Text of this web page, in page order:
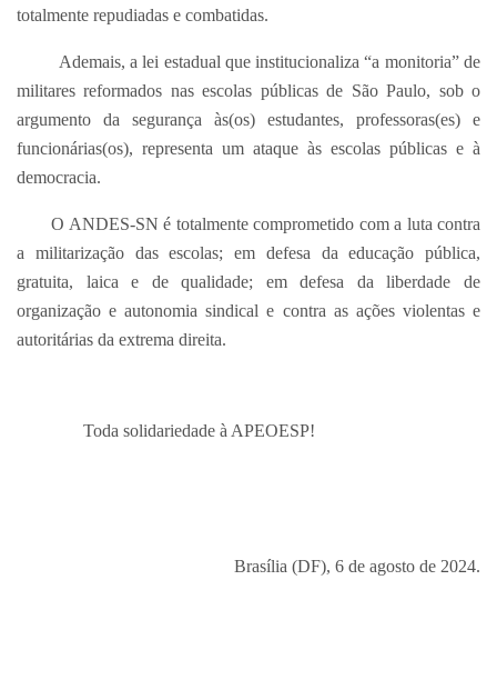
totalmente repudiadas e combatidas.
Ademais, a lei estadual que institucionaliza “a monitoria” de
militares reformados nas escolas públicas de São Paulo, sob o
argumento da segurança às(os) estudantes, professoras(es) e
funcionárias(os), representa um ataque às escolas públicas e à
democracia.
O ANDES-SN é totalmente comprometido com a luta contra
a militarização das escolas; em defesa da educação pública,
gratuita, laica e de qualidade; em defesa da liberdade de
organização e autonomia sindical e contra as ações violentas e
autoritárias da extrema direita.
Toda solidariedade à APEOESP!
Brasília (DF), 6 de agosto de 2024.